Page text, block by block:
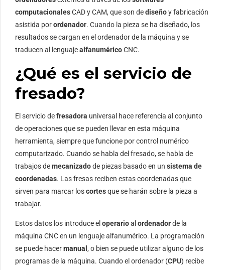
computacionalesCAD y CAM, que son dediseñoy fabricación
asistida porordenador. Cuando la pieza se ha diseñado, los
resultados se cargan en el ordenador de la máquina y se
traducen al lenguajealfanuméricoCNC.
¿Qué es el servicio de
fresado?
El servicio defresadora universal hace referencia al conjunto
de operaciones que se pueden llevar en esta máquina
herramienta, siempre que funcione por control numérico
computarizado. Cuando se habla del fresado, se habla de
trabajos demecanizadode piezas basado en un sistema de
coordenadas. Las fresas reciben estas coordenadas que
sirven para marcar loscortesque se harán sobre la pieza a
trabajar.
Estos datos los introduce eloperarioalordenadorde la
máquina CNC en un lenguaje alfanumérico. La programación
se puede hacermanual, o bien se puede utilizar alguno de los
programas de la máquina. Cuando el ordenador (CPU) recibe